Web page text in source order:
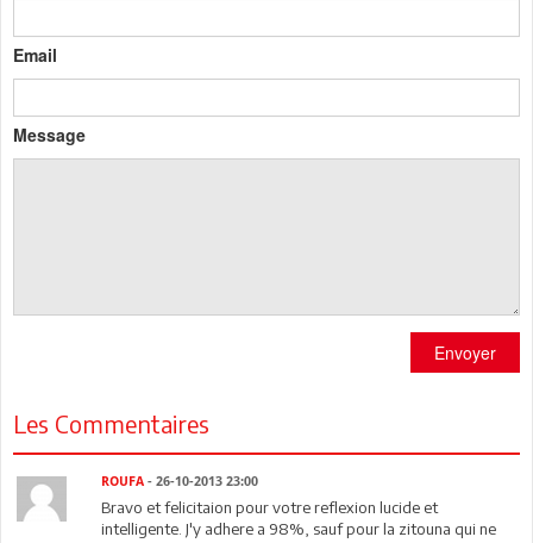
Email
Message
Envoyer
Les Commentaires
ROUFA - 26-10-2013 23:00
Bravo et felicitaion pour votre reflexion lucide et
intelligente. J'y adhere a 98%, sauf pour la zitouna qui ne